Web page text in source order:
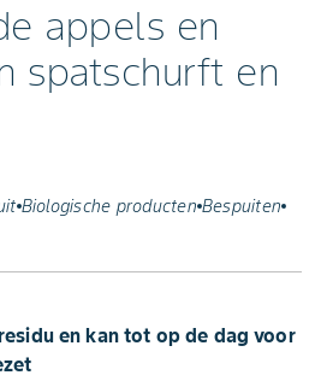
appels en
spatschurft en
Biologische producten Bespuiten
en kan tot op de dag voor